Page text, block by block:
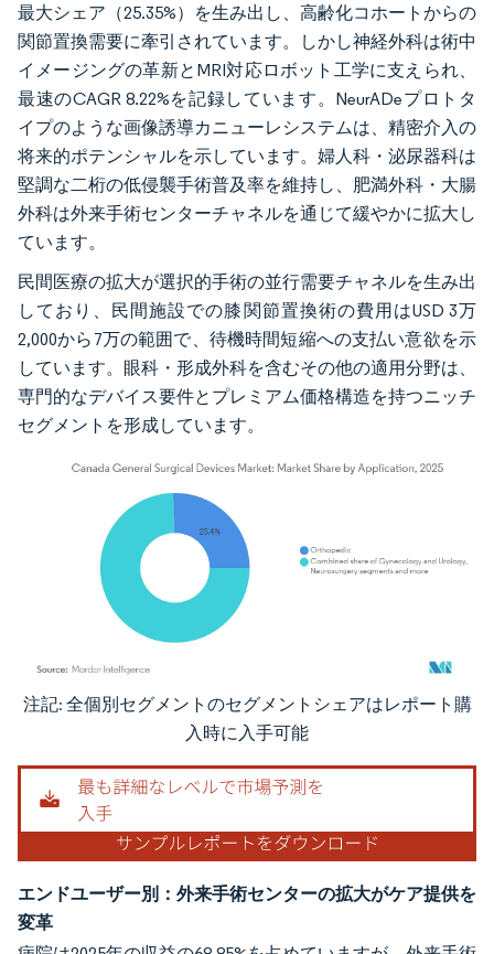
最大シェア（25.35%）を生み出し、高齢化コホートからの
関節置換需要に牽引されています。しかし神経外科は術中
イメージングの革新とMRI対応ロボット工学に支えられ、
最速のCAGR 8.22%を記録しています。NeurADeプロトタ
イプのような画像誘導カニューレシステムは、精密介入の
将来的ポテンシャルを示しています。婦人科・泌尿器科は
堅調な二桁の低侵襲手術普及率を維持し、肥満外科・大腸
外科は外来手術センターチャネルを通じて緩やかに拡大し
ています。
民間医療の拡大が選択的手術の並行需要チャネルを生み出
しており、民間施設での膝関節置換術の費用はUSD 3万
2,000から7万の範囲で、待機時間短縮への支払い意欲を示
しています。眼科・形成外科を含むその他の適用分野は、
専門的なデバイス要件とプレミアム価格構造を持つニッチ
セグメントを形成しています。
画像 © Mordor Intelligence。再利用にはCC BY 4.0の表示が必要です。
注記: 全個別セグメントのセグメントシェアはレポート購
入時に入手可能
エンドユーザー別：外来手術センターの拡大がケア提供を
変革